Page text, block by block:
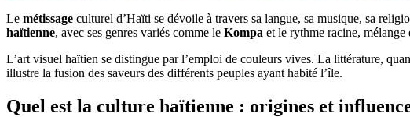
Le métissage culturel d’Haïti se dévoile à travers sa langue, sa musique, sa
haïtienne, avec ses genres variés comme le Kompa et le rythme racine,
L’art visuel haïtien se distingue par l’emploi de couleurs vives. La littérature,
illustre la fusion des saveurs des différents peuples ayant habité l’île.
Quel est la culture haïtienne : origines et